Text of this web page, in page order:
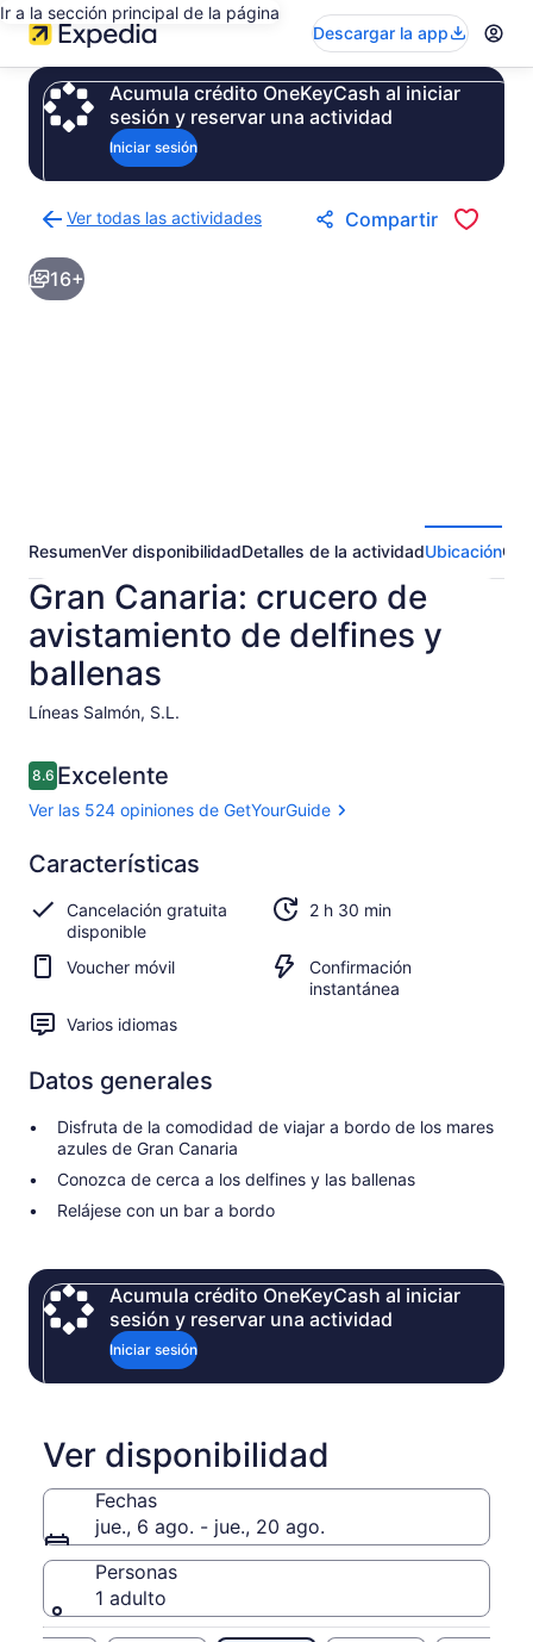
Ir a la sección principal de la página
Descargar la app
Acumula crédito OneKeyCash al iniciar
sesión y reservar una actividad
Iniciar sesión
Ver todas las actividades
a
la
página
Compartir
16+
ResumenVer disponibilidadDetalles de la actividadUbicación
Gran Canaria: crucero de
avistamiento de delfines y
ballenas
Líneas Salmón, S.L.​
Opiniones
8.68.6 de 10,
Excelente
Ver las 524 opiniones de GetYourGuide
8.68.6 de 10
Excelente
Ver las 524
opiniones de
GetYourGuide
Características
Cancelación gratuita
disponible
2 h 30 min
Voucher móvil
Confirmación
instantánea
Varios idiomas
Datos generales
Disfruta de la comodidad de viajar a bordo de los mares
azules de Gran Canaria
Conozca de cerca a los delfines y las ballenas
Relájese con un bar a bordo
Acumula crédito OneKeyCash al iniciar
sesión y reservar una actividad
Iniciar sesión
Ver disponibilidad
Fechas
jue., 6 ago. - jue., 20 ago.
Personas
1 adulto